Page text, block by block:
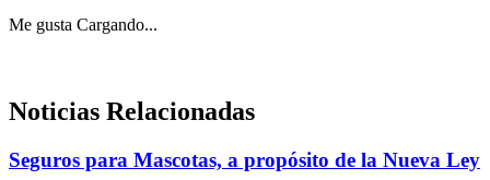
Me gusta Cargando...
Noticias Relacionadas
Seguros para Mascotas, a propósito de la Nueva Ley